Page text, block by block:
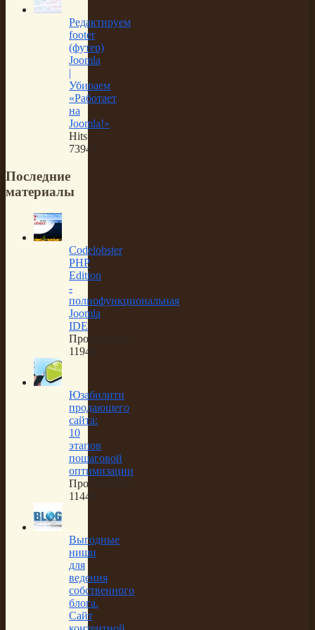
Редактируем
footer
(футер)
Joomla
|
Убираем
«Работает
на
Joomla!»
Hits:
73943
Последние
материалы
Codelobster
PHP
Edition
-
полнофункциональная
Joomla
IDE
Просмотров:
11949
Юзабилити
продающего
сайта:
10
этапов
пошаговой
оптимизации
Просмотров:
11442
Выгодные
ниши
для
ведения
собственного
блога.
Сайт